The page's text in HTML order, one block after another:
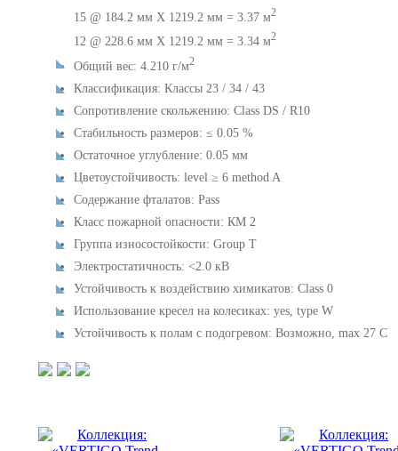
15 @ 184.2 мм X 1219.2 мм = 3.37 м2
12 @ 228.6 мм X 1219.2 мм = 3.34 м2
Общий вес: 4.210 г/м2
Классификация: Классы 23 / 34 / 43
Сопротивление скольжению: Class DS / R10
Стабильность размеров: ≤ 0.05 %
Остаточное углубление: 0.05 мм
Цветоустойчивость: level ≥ 6 method A
Содержание фталатов: Pass
Класс пожарной опасности: КМ 2
Группа износостойкости: Group T
Электростатичность: <2.0 кВ
Устойчивость к воздействию химикатов: Class 0
Использование кресел на колесиках: yes, type W
Устойчивость к полам с подогревом: Возможно, max 27 C